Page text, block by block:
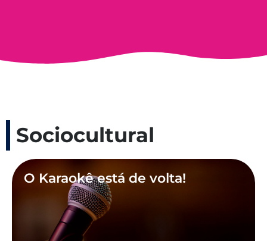
Sociocultural
O Karaokê está de volta!